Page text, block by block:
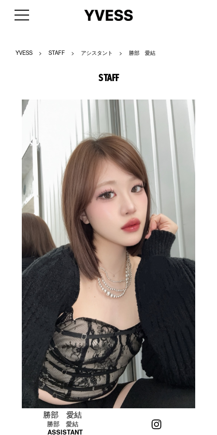
YVESS > STAFF > アシスタント > 勝部 愛結
STAFF
勝部 愛結
勝部 愛結
ASSISTANT